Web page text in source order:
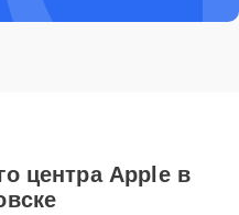
центра Apple в